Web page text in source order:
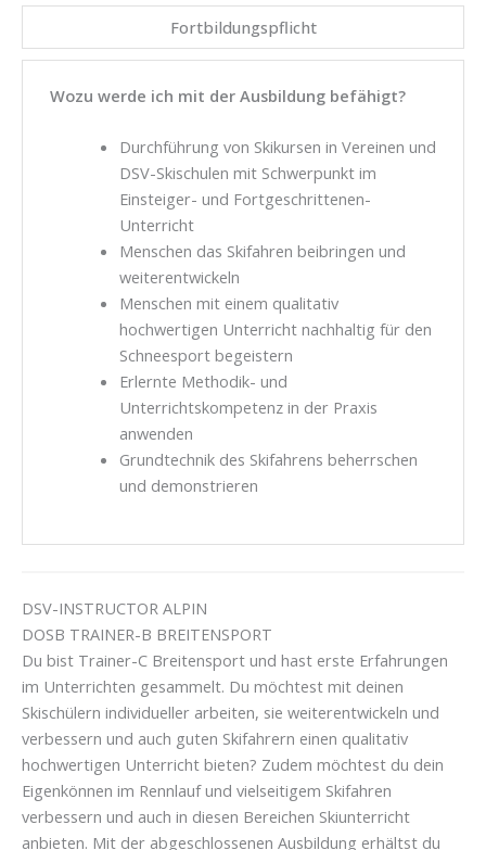
Fortbildungspflicht
Wozu werde ich mit der Ausbildung befähigt?
Durchführung von Skikursen in Vereinen und
DSV-Skischulen mit Schwerpunkt im
Einsteiger- und Fortgeschrittenen-
Unterricht
Menschen das Skifahren beibringen und
weiterentwickeln
Menschen mit einem qualitativ
hochwertigen Unterricht nachhaltig für den
Schneesport begeistern
Erlernte Methodik- und
Unterrichtskompetenz in der Praxis
anwenden
Grundtechnik des Skifahrens beherrschen
und demonstrieren
DSV-INSTRUCTOR ALPIN
DOSB TRAINER-B BREITENSPORT
Du bist Trainer-C Breitensport und hast erste Erfahrungen
im Unterrichten gesammelt. Du möchtest mit deinen
Skischülern individueller arbeiten, sie weiterentwickeln und
verbessern und auch guten Skifahrern einen qualitativ
hochwertigen Unterricht bieten? Zudem möchtest du dein
Eigenkönnen im Rennlauf und vielseitigem Skifahren
verbessern und auch in diesen Bereichen Skiunterricht
anbieten. Mit der abgeschlossenen Ausbildung erhältst du